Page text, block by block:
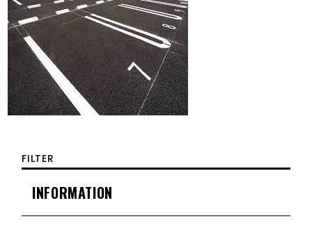
FILTER
INFORMATION